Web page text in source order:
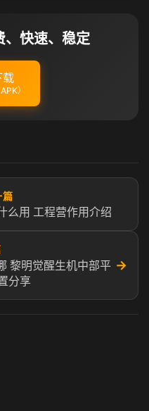
、快速、稳定
载
）
篇
么用 工程营作用介绍
黎明觉醒生机中部平
分享
→